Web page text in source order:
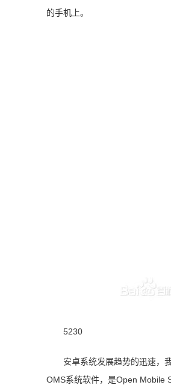
的手机上。
5230
安卓系统发展趋势的迅速，
OMS系统软件，是Open Mobile